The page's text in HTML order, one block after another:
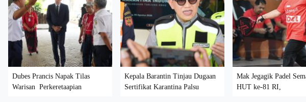
Dubes Prancis Napak Tilas
Warisan Perkeretaapian
Kepala Barantin Tinjau Dugaan
Sertifikat Karantina Palsu
Mak Jegagik Padel
HUT ke-81 RI,